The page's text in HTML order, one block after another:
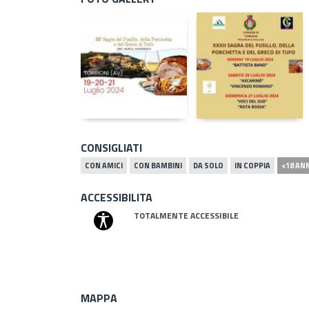
CONSIGLIATI
CON AMICI CON BAMBINI DA SOLO IN COPPIA <18
ACCESSIBILITA
TOTALMENTE ACCESSIBILE
MAPPA